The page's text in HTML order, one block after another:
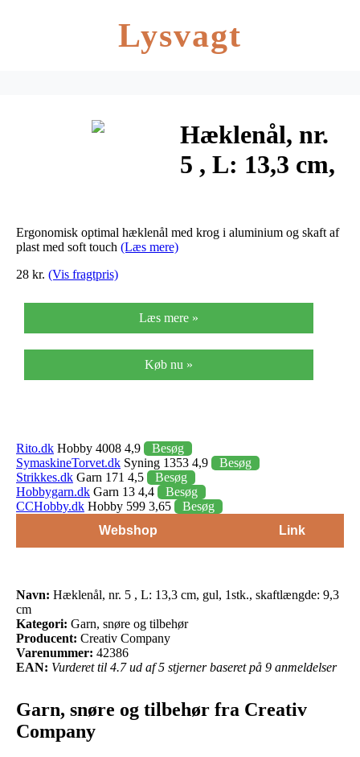
Lysvagt
Hæklenål, nr.
5 , L: 13,3 cm,
skaftlængde:
Ergonomisk optimal hæklenål med krog i aluminium og skaft af
plast med soft touch (Læs mere)
28 kr. (Vis fragtpris)
Læs mere »
Køb nu »
Rito.dk Hobby 4008 4,9
Besøg
SymaskineTorvet.dk Syning 1353 4,9
Besøg
Strikkes.dk Garn 171 4,5
Besøg
Hobbygarn.dk Garn 13 4,4
Besøg
CCHobby.dk Hobby 599 3,65
Besøg
Webshop
Link
Navn: Hæklenål, nr. 5 , L: 13,3 cm, gul, 1stk., skaftlængde: 9,3
cm
Kategori: Garn, snøre og tilbehør
Producent: Creativ Company
Varenummer: 42386
EAN: Vurderet til 4.7 ud af 5 stjerner baseret på 9 anmeldelser
Garn, snøre og tilbehør fra Creativ
Company